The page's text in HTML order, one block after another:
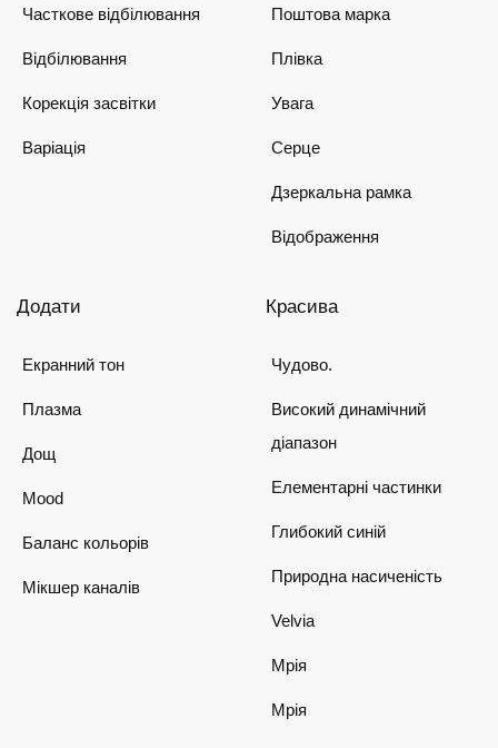
Часткове відбілювання
Відбілювання
Корекція засвітки
Варіація
Поштова марка
Плівка
Увага
Серце
Дзеркальна рамка
Відображення
Додати
Екранний тон
Плазма
Дощ
Mood
Баланс кольорів
Мікшер каналів
Красива
Чудово.
Високий динамічний
діапазон
Елементарні частинки
Глибокий синій
Природна насиченість
Velvia
Мрія
Мрія